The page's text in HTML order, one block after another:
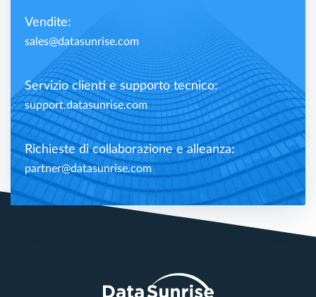
Vendite:
sales@datasunrise.com
Servizio clienti e supporto tecnico:
support.datasunrise.com
Richieste di collaborazione e alleanza:
partner@datasunrise.com